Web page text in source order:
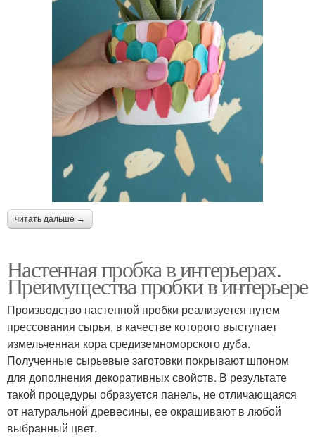
читать дальше →
Настенная пробка в интерьерах.
Преимущества пробки в интерьере
Производство настенной пробки реализуется путем
прессования сырья, в качестве которого выступает
измельченная кора средиземноморского дуба.
Полученные сырьевые заготовки покрывают шпоном
для дополнения декоративных свойств. В результате
такой процедуры образуется панель, не отличающаяся
от натуральной древесины, ее окрашивают в любой
выбранный цвет.